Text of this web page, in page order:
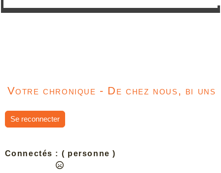
Votre chronique - De chez nous, bi uns
Se reconnecter
Connectés : ( personne )